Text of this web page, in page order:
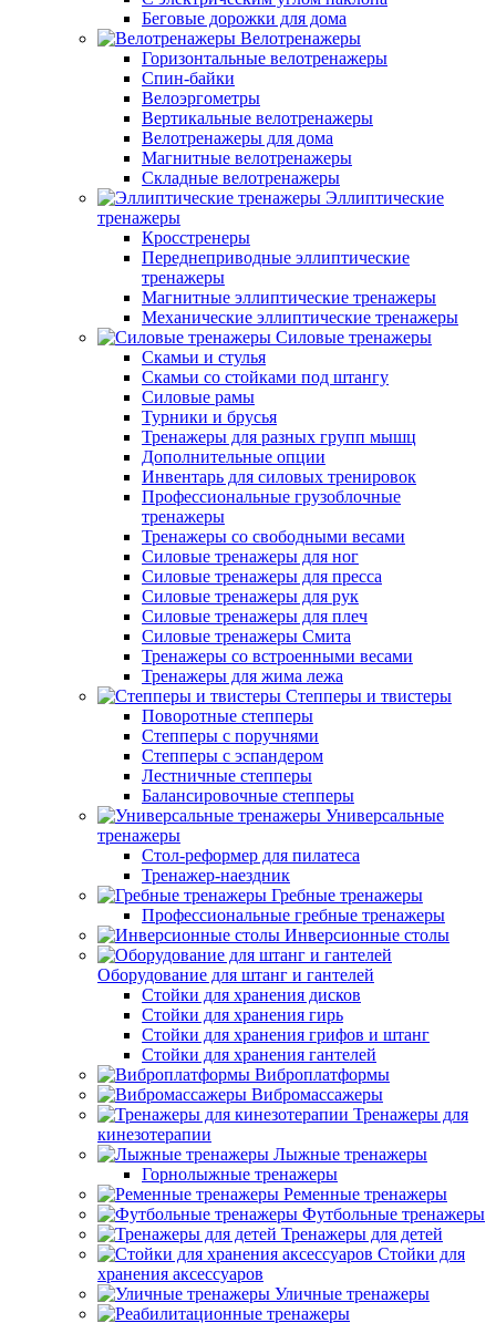
Беговые дорожки для дома
Велотренажеры
Горизонтальные велотренажеры
Спин-байки
Велоэргометры
Вертикальные велотренажеры
Велотренажеры для дома
Магнитные велотренажеры
Складные велотренажеры
Эллиптические
тренажеры
Кросстренеры
Переднеприводные эллиптические
тренажеры
Магнитные эллиптические тренажеры
Механические эллиптические тренажеры
Силовые тренажеры
Скамьи и стулья
Скамьи со стойками под штангу
Силовые рамы
Турники и брусья
Тренажеры для разных групп мышц
Дополнительные опции
Инвентарь для силовых тренировок
Профессиональные грузоблочные
тренажеры
Тренажеры со свободными весами
Силовые тренажеры для ног
Силовые тренажеры для пресса
Силовые тренажеры для рук
Силовые тренажеры для плеч
Силовые тренажеры Смита
Тренажеры со встроенными весами
Тренажеры для жима лежа
Степперы и твистеры
Поворотные степперы
Степперы с поручнями
Степперы с эспандером
Лестничные степперы
Балансировочные степперы
Универсальные
тренажеры
Стол-реформер для пилатеса
Тренажер-наездник
Гребные тренажеры
Профессиональные гребные тренажеры
Инверсионные столы
Оборудование для штанг и гантелей
Стойки для хранения дисков
Стойки для хранения гирь
Стойки для хранения грифов и штанг
Стойки для хранения гантелей
Виброплатформы
Вибромассажеры
Тренажеры для
кинезотерапии
Лыжные тренажеры
Горнолыжные тренажеры
Ременные тренажеры
Футбольные тренажеры
Тренажеры для детей
Стойки для
хранения аксессуаров
Уличные тренажеры